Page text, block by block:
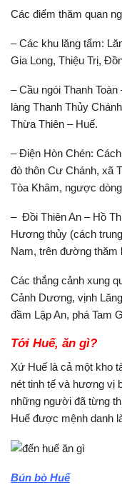
Các điểm thăm quan
– Các khu lăng tẩm:
Gia Long, Thiệu Trị,
– Cầu ngói Thanh
làng Thanh Thủy
Thừa Thiên – Huế.
– Điện Hòn Chén:
đò thôn Cư Chánh, xã
Tòa Khâm, ngược
– Đồi Thiên An – Hồ
Hương thủy (cách
Nam, trên đường thăm
Các thắng cảnh xung
Cảnh Dương, vịnh
đầm Lập An, phá Tam
Tới Huế, ăn gì?
Xứ Huế là cả một kho
nét tinh tế và hương vị
những người đã từng
Huế được mệnh danh
Bún bò Huế